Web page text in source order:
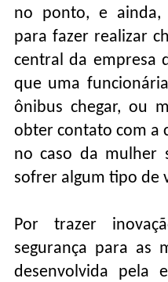
no ponto, e ainda,
para fazer realizar
central da empresa
que uma
ônibus chegar, ou
obter contato com a
no caso da mulher
sofrer algum tipo de
Por trazer
segurança para as
desenvolvida pela